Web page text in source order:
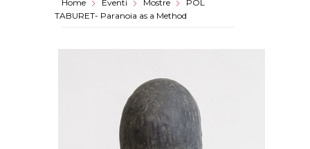
Home Eventi Mostre
POL
TABURET- Paranoia as a Method